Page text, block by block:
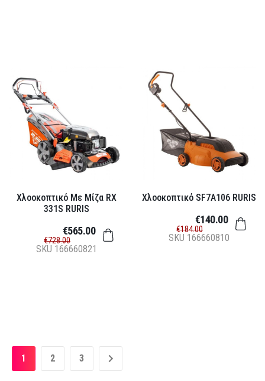
Χλοοκοπτικό Με Μίζα RX
331S RURIS
SKU 166660821
€728.00
€565.00
Χλοοκοπτικό SF7A106 RURIS
SKU 166660810
€184.00
€140.00
1 2 3 »